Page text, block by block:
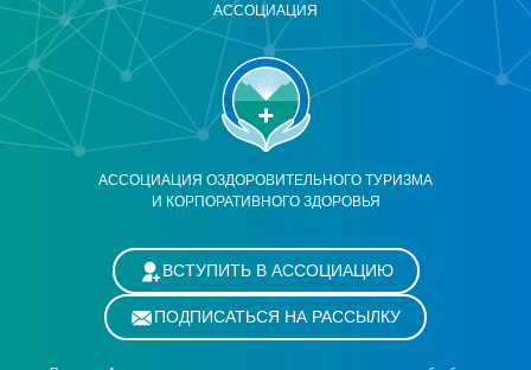
АССОЦИАЦИЯ ОЗДОРОВИТЕЛЬНОГО ТУРИЗМА
И КОРПОРАТИВНОГО ЗДОРОВЬЯ
АССОЦИАЦИЯ
ВСТУПИТЬ В АССОЦИАЦИЮ
ПОДПИСАТЬСЯ НА РАССЫЛКУ